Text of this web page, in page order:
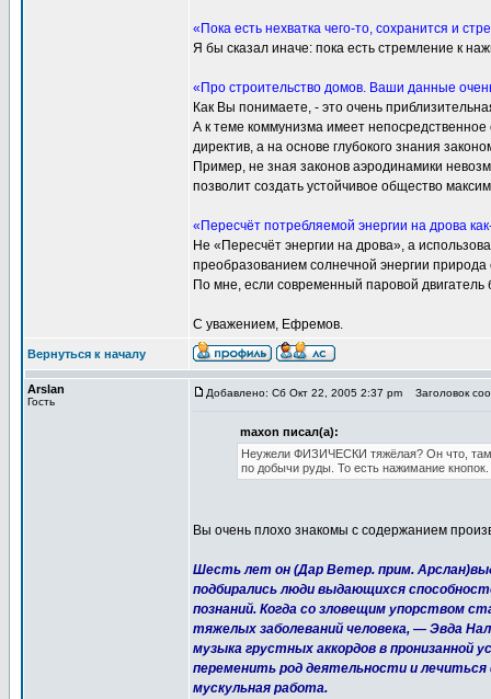
«Пока есть нехватка чего-то, сохранится и
Я бы сказал иначе: пока есть стремление к
«Про строительство домов. Ваши данные
Как Вы понимаете, - это очень
А к теме коммунизма имеет
директив, а на основе глубокого знания
Пример, не зная законов аэродинамики
позволит создать устойчивое общество
«Пересчёт потребляемой энергии на дрова
Не «Пересчёт энергии на дрова», а
преобразованием солнечной энергии природа
По мне, если современный паровой
С уважением, Ефремов.
Вернуться к началу
Arslan
Гость
Добавлено: Сб Окт 22, 2005 2:37 pm Заголовок
maxon писал(а):
Неужели ФИЗИЧЕСКИ тяжёлая? Он что, там
по добычи руды. То есть нажимание кнопок.
Вы очень плохо знакомы с содержанием
Шесть лет он (Дар Ветер. прим.
подбирались люди выдающихся
познаний. Когда со зловещим упорством
тяжелых заболеваний человека, — Эвда
музыка грустных аккордов в пронизанной
переменить род деятельности и
мускульная работа.